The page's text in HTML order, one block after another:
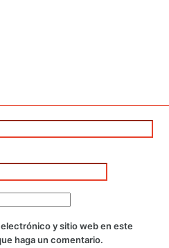
y sitio web en este
haga un comentario.